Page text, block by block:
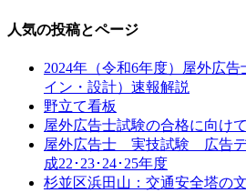
人気の投稿とページ
2024年（令和6年度）屋外広
イン・設計）速報解説
野立て看板
屋外広告士試験の合格に向
屋外広告士 実技試験 広告
成22･23･24･25年度
杉並区浜田山：交通安全塔の